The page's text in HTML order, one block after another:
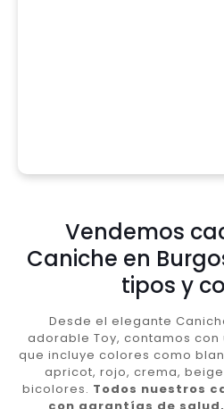
Vendemos
Caniche en
tipos y
Desde el elegante
adorable Toy, contamos
que incluye colores como
apricot, rojo, crema,
bicolores. Todos nuestros